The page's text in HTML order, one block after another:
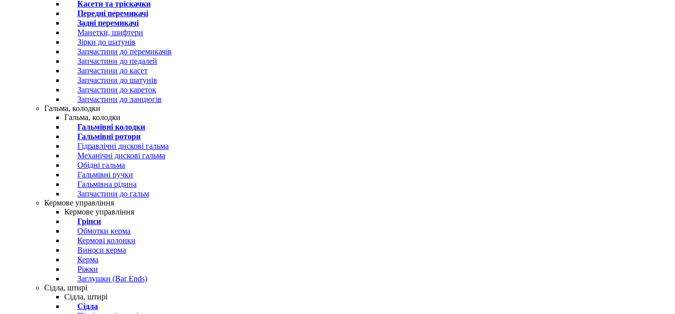
Касети та тріскачки
Передні перемикачі
Задні перемикачі
Манетки, шифтери
Зірки до шатунів
Запчастини до перемикачів
Запчастини до педалей
Запчастини до касет
Запчастини до шатунів
Запчастини до кареток
Запчастини до ланцюгів
Гальма, колодки
Гальма, колодки
Гальмівні колодки
Гальмівні ротори
Гідравлічні дискові гальма
Механічні дискові гальма
Обідні гальма
Гальмівні ручки
Гальмівна рідина
Запчастини до гальм
Кермове управління
Кермове управління
Гріпси
Обмотки керма
Кермові колонки
Виноси керма
Керма
Ріжки
Заглушки (Bar Ends)
Сідла, штирі
Сідла, штирі
Сідла